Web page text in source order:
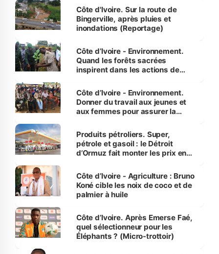
(Alassane Ouattara
Côte d'Ivoire. Sur la route de
Bingerville, après pluies et
inondations (Reportage)
Côte d’Ivoire - Environnement.
Quand les forêts sacrées
inspirent dans les actions de
Côte d’Ivoire - Environnement.
Donner du travail aux jeunes et
aux femmes pour assurer la
menacées
Produits pétroliers. Super,
pétrole et gasoil : le Détroit
d’Ormuz fait monter les prix en
Côte d’Ivoire - Agriculture : Bruno
Koné cible les noix de coco et de
palmier à huile
Côte d’Ivoire. Après Emerse Faé,
quel sélectionneur pour les
Éléphants ? (Micro-trottoir)